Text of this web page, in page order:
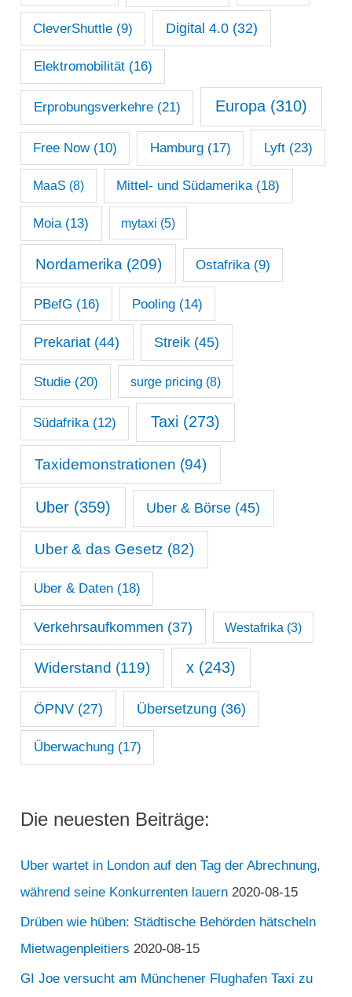
CleverShuttle (9) Digital 4.0(32)
Elektromobilität(16)
Erprobungsverkehre(21) Europa(310)
Free Now(10) Hamburg(17) Lyft(23)
MaaS (8) Mittel- und Südamerika(18)
Moia(13) mytaxi (5)
Nordamerika (209) Ostafrika (9)
PBefG (16) Pooling (14)
Prekariat (44) Streik(45)
Studie(20) surge pricing (8)
Südafrika(12) Taxi (273)
Taxidemonstrationen (94)
Uber (359) Uber & Börse (45)
Uber & das Gesetz (82)
Uber & Daten(18)
Verkehrsaufkommen (37) Westafrika (3)
Widerstand (119) x(243)
ÖPNV(27) Übersetzung (36)
Überwachung(17)
Die neuesten Beiträge:
Uber wartet in London auf den Tag der Abrechnung,
während seine Konkurrenten lauern 2020-08-15
Drüben wie hüben: Städtische Behörden hätscheln
Mietwagenpleitiers 2020-08-15
GI Joe versucht am Münchener Flughafen Taxi zu